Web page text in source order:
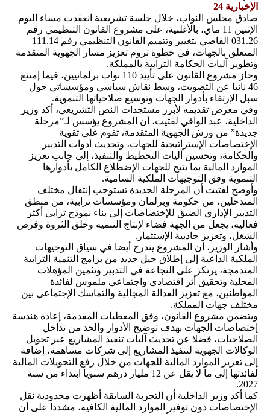
الإخبارية 24
صادق مجلس النواب، خلال جلسة تشريعية انعقدت مساء اليوم
الإثنين 11 ماي، بالأغلبية، على مشروع القانون التنظيمي رقم
031.26 القاضي بتغيير وتتميم القانون التنظيمي رقم 111.14
المتعلق بالجهات، في خطوة تروم تعزيز مسار الجهوية المتقدمة
وتطوير آليات الحكامة الترابية بالمملكة.
وحاز مشروع القانون على تأييد 110 نواب برلمانيين، فيما إمتنع
46 نائبا عن التصويت، وسط نقاش سياسي ومؤسساتي حول
سبل الإرتقاء بأدوار الجهات وتوسيع صلاحياتها التنموية.
وفي معرض تقديمه لأبرز مستجدات النص التشريعي، أكد وزير
الداخلية، عبد الوافي لفتيت، أن المشروع يؤسس لـ”مرحلة
جديدة” من ورش الجهوية المتقدمة، تقوم على تقوية
الإختصاصات الإستراتيجية للجهات، وتحديث أدوات التدبير
والحكامة، وتحسين آليات التخطيط والتنفيذ، إلى جانب تعزيز
الموارد المالية بما يتيح للجهات الإضطلاع الكامل بأدوارها
التنموية وفق التوجيهات الملكية السامية.
وأوضح لفتيت أن المرحلة الجديدة تستوجب إنتقال مختلف
المتدخلين، من حكومة وبرلمان ومؤسسات ترابية، من منطق
التدبير الإداري الضيق للإختصاصات إلى بناء نموذج ترابي أكثر
فعالية، يجعل من الجهة فضاء لإنتاج التنمية وخلق الثروة وفرص
الشغل، وتعزيز جاذبية الإستثمار.
وأشار الوزير، أن المشروع يندرج أيضا في سياق التوجيهات
الملكية الداعية إلى إطلاق جيل جديد من برامج التنمية الترابية
المندمجة، يرتكز على النجاعة في التدبير وتثمين المؤهلات
المحلية وتحقيق أثر اقتصادي واجتماعي ملموس لفائدة
المواطنين، مع تعزيز العدالة المجالية والتماسك الإجتماعي بين
مختلف جهات المملكة.
ويتضمن مشروع القانون، وفق المعطيات المقدمة، إعادة هندسة
إختصاصات الجهات بهدف توضيح الأدوار والحد من تداخل
الصلاحيات، فضلا عن تحديث آليات تنفيذ المشاريع عبر تحويل
الوكالات الجهوية لتنفيذ المشاريع إلى شركات مساهمة، إضافة
إلى تعزيز الموارد المالية للجهات من خلال رفع التحويلات المالية
لفائدتها إلى ما لا يقل عن 12 مليار درهم سنويا ابتداء من سنة
2027.
كما أكد وزير الداخلية أن التجربة السابقة أظهرت محدودية نقل
الإختصاصات دون توفير الموارد المالية الكافية، مشددا على أن